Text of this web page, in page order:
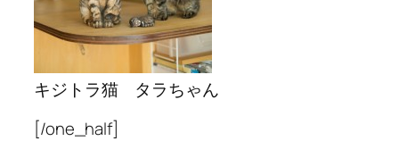
キジトラ猫 タラちゃん
[/one_half]